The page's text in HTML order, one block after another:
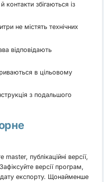
контакти збігаються із
не містять технічних
відповідають
в цільовому
з подальшого
публікаційні версії,
версії програм,
дату експорту. Щонайменше